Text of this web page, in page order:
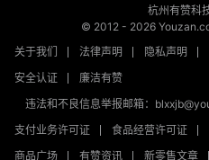
杭州有赞科
© 2012 - 2026
关于我们
法律声明 隐私声明
安全认证
廉洁有赞
违法和不良信息举报邮箱：
支付业务许可证
食品经营许可证
商品广场
有赞资讯 新零售文章